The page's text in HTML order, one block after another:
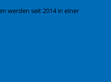
werden seit 2014 in einer